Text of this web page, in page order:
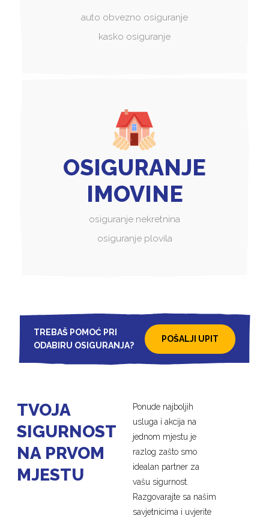
auto obvezno osiguranje
kasko osiguranje
OSIGURANJE
IMOVINE
osiguranje nekretnina
osiguranje plovila
TREBAŠ POMOĆ PRI
ODABIRU OSIGURANJA?
POŠALJI UPIT
TVOJA
SIGURNOST
NA PRVOM
MJESTU
Ponude najboljih
usluga i akcija na
jednom mjestu je
razlog zašto smo
idealan partner za
vašu sigurnost.
Razgovarajte sa našim
savjetnicima i uvjerite